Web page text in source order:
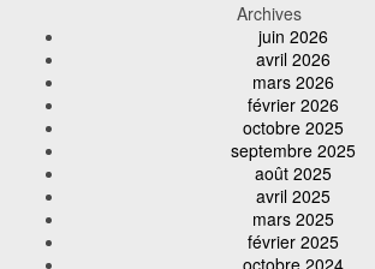
Archives
juin 2026
avril 2026
mars 2026
février 2026
octobre 2025
septembre 2025
août 2025
avril 2025
mars 2025
février 2025